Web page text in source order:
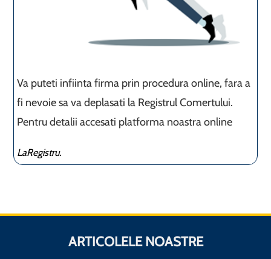
Va puteti infiinta firma prin procedura online, fara a
fi nevoie sa va deplasati la Registrul Comertului.
Pentru detalii accesati platforma noastra online
LaRegistru.
ARTICOLELE NOASTRE